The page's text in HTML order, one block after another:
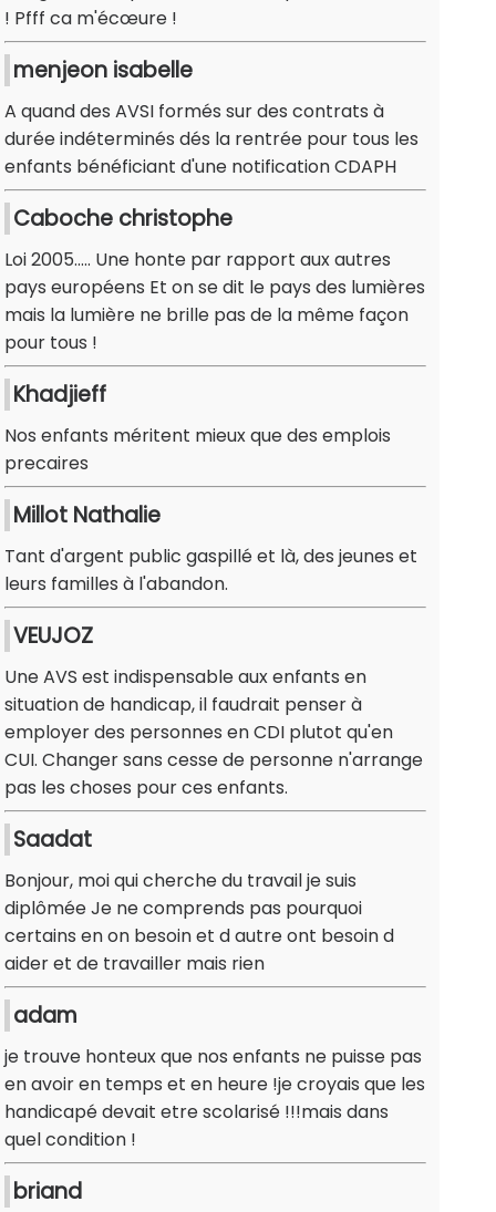
! Pfff ca m'écœure !
menjeon isabelle
A quand des AVSI formés sur des contrats à
durée indéterminés dés la rentrée pour tous les
enfants bénéficiant d'une notification CDAPH
Caboche christophe
Loi 2005..... Une honte par rapport aux autres
pays européens Et on se dit le pays des lumières
mais la lumière ne brille pas de la même façon
pour tous !
Khadjieff
Nos enfants méritent mieux que des emplois
precaires
Millot Nathalie
Tant d'argent public gaspillé et là, des jeunes et
leurs familles à l'abandon.
VEUJOZ
Une AVS est indispensable aux enfants en
situation de handicap, il faudrait penser à
employer des personnes en CDI plutot qu'en
CUI. Changer sans cesse de personne n'arrange
pas les choses pour ces enfants.
Saadat
Bonjour, moi qui cherche du travail je suis
diplômée Je ne comprends pas pourquoi
certains en on besoin et d autre ont besoin d
aider et de travailler mais rien
adam
je trouve honteux que nos enfants ne puisse pas
en avoir en temps et en heure !je croyais que les
handicapé devait etre scolarisé !!!mais dans
quel condition !
briand